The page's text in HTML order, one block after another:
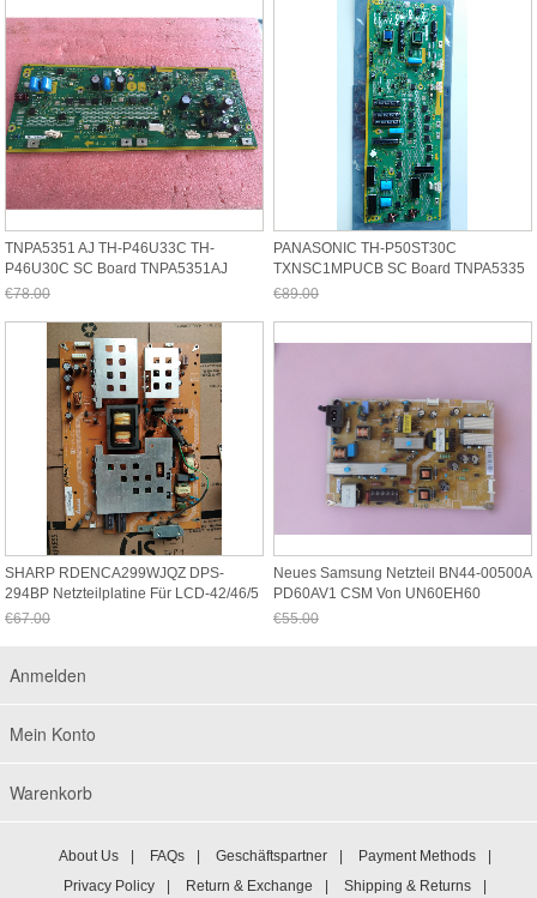
TNPA5351 AJ TH-P46U33C TH-
P46U30C SC Board TNPA5351AJ
€78.00
PANASONIC TH-P50ST30C
TXNSC1MPUCB SC Board TNPA5335
BG
€89.00
SHARP RDENCA299WJQZ DPS-
294BP Netzteilplatine Für LCD-42/46/5
€67.00
Neues Samsung Netzteil BN44-00500A
PD60AV1 CSM Von UN60EH60
€55.00
Anmelden
Mein Konto
Warenkorb
About Us | FAQs | Geschäftspartner | Payment Methods
|
Privacy Policy
| Return & Exchange | Shipping & Returns |